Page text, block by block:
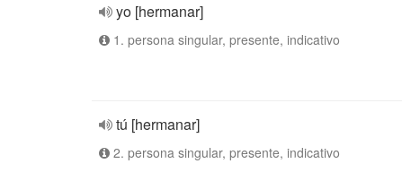
yo [hermanar]
1. persona singular, presente, indicativo
tú [hermanar]
2. persona singular, presente, indicativo